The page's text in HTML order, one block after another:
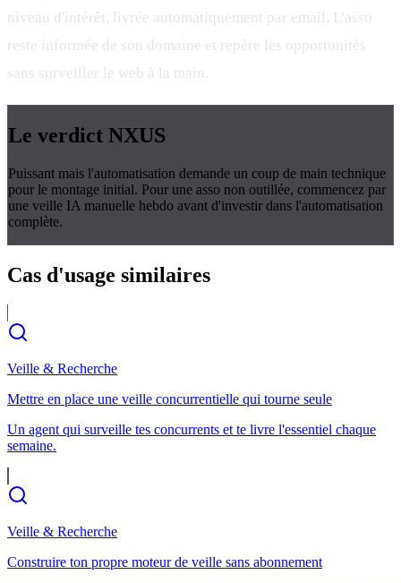
niveau d'intérêt, livrée automatiquement par email. L'asso
reste informée de son domaine et repère les opportunités
sans surveiller le web à la main.
Le verdict NXUS
Puissant mais l'automatisation demande un coup de main technique
pour le montage initial. Pour une asso non outillée, commencez par
une veille IA manuelle hebdo avant d'investir dans l'automatisation
complète.
Cas d'usage similaires
Veille & Recherche
Mettre en place une veille concurrentielle qui tourne seule
Un agent qui surveille tes concurrents et te livre l'essentiel chaque
semaine.
Veille & Recherche
Construire ton propre moteur de veille sans abonnement